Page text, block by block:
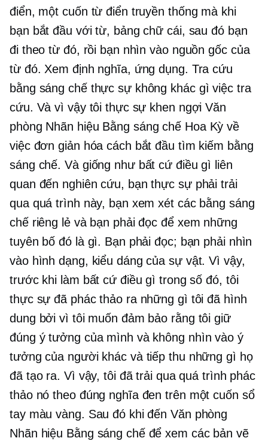
điển, một cuốn từ điển truyền thống mà khi
bạn bắt đầu với từ, bảng chữ cái, sau đó bạn
đi theo từ đó, rồi bạn nhìn vào nguồn gốc của
từ đó. Xem định nghĩa, ứng dụng. Tra cứu
bằng sáng chế thực sự không khác gì việc tra
cứu. Và vì vậy tôi thực sự khen ngợi Văn
phòng Nhãn hiệu Bằng sáng chế Hoa Kỳ về
việc đơn giản hóa cách bắt đầu tìm kiếm bằng
sáng chế. Và giống như bất cứ điều gì liên
quan đến nghiên cứu, bạn thực sự phải trải
qua quá trình này, bạn xem xét các bằng sáng
chế riêng lẻ và bạn phải đọc để xem những
tuyên bố đó là gì. Bạn phải đọc; bạn phải nhìn
vào hình dạng, kiểu dáng của sự vật. Vì vậy,
trước khi làm bất cứ điều gì trong số đó, tôi
thực sự đã phác thảo ra những gì tôi đã hình
dung bởi vì tôi muốn đảm bảo rằng tôi giữ
đúng ý tưởng của mình và không nhìn vào ý
tưởng của người khác và tiếp thu những gì họ
đã tạo ra. Vì vậy, tôi đã trải qua quá trình phác
thảo nó theo đúng nghĩa đen trên một cuốn sổ
tay màu vàng. Sau đó khi đến Văn phòng
Nhãn hiệu Bằng sáng chế để xem các bản vẽ